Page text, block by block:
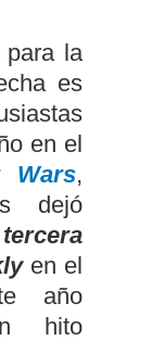
para la
es
en el
Wars,
dejó
en el
año
hito